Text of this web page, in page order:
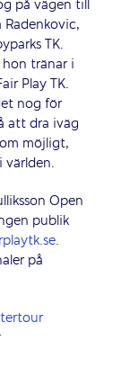
på vägen till
Radenkovic,
TK.
tränar i
Play TK.
nog för
att dra iväg
möjligt,
världen.
Open
publik
på